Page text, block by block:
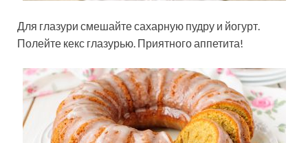
Для глазури смешайте сахарную пудру и йогурт.
Полейте кекс глазурью. Приятного аппетита!